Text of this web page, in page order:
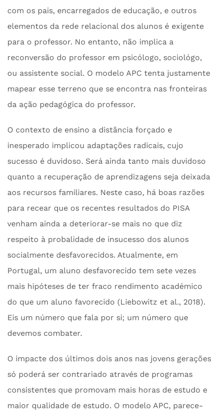
com os pais, encarregados de educação, e outros
elementos da rede relacional dos alunos é exigente
para o professor. No entanto, não implica a
reconversão do professor em psicólogo, sociológo,
ou assistente social. O modelo APC tenta justamente
mapear esse terreno que se encontra nas fronteiras
da ação pedagógica do professor.
O contexto de ensino a distância forçado e
inesperado implicou adaptações radicais, cujo
sucesso é duvidoso. Será ainda tanto mais duvidoso
quanto a recuperação de aprendizagens seja deixada
aos recursos familiares. Neste caso, há boas razões
para recear que os recentes resultados do PISA
venham ainda a deteriorar-se mais no que diz
respeito à probalidade de insucesso dos alunos
socialmente desfavorecidos. Atualmente, em
Portugal, um aluno desfavorecido tem sete vezes
mais hipóteses de ter fraco rendimento académico
do que um aluno favorecido (Liebowitz et al., 2018).
Eis um número que fala por si; um número que
devemos combater.
O impacte dos últimos dois anos nas jovens gerações
só poderá ser contrariado através de programas
consistentes que promovam mais horas de estudo e
maior qualidade de estudo. O modelo APC, parece-